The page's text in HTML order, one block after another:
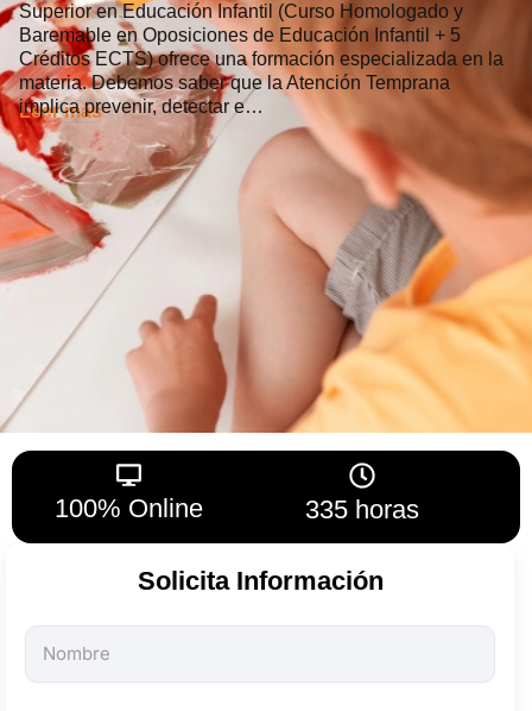
Superior en Educación Infantil (Curso Homologado y
Baremable en Oposiciones de Educación Infantil + 5
Créditos ECTS) ofrece una formación especializada en la
materia. Debemos saber que la Atención Temprana
implica prevenir, detectar e…
Leer más
100% Online 335 horas
Solicita Información
Todos
los